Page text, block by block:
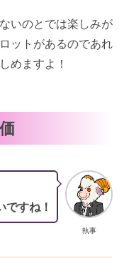
いのとでは楽しみが
ットがあるのであれ
めますよ！
執事
すね！